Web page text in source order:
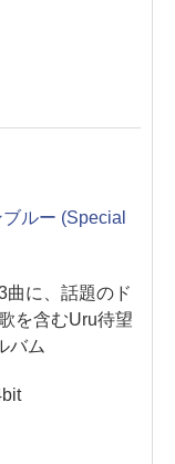
ルー (Special
曲に、話題のド
を含むUru待望
バム